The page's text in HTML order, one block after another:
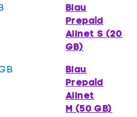
Blau
Prepaid
Allnet S (20
GB)
Blau
Prepaid
Allnet
M (50 GB)